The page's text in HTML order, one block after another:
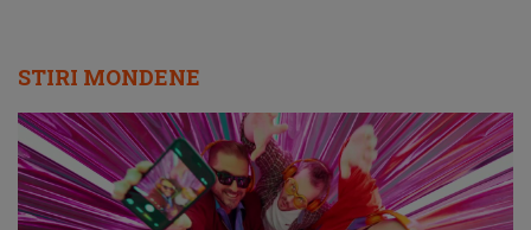
STIRI MONDENE